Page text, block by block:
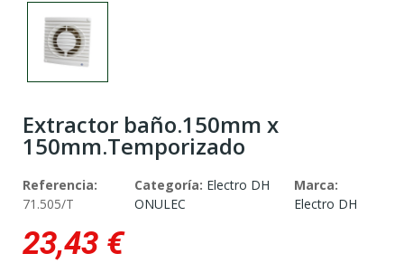
Extractor baño.150mm x
150mm.Temporizado
Referencia:
71.505/T
Categoría: Electro DH
ONULEC
Marca:
Electro DH
23,43 €